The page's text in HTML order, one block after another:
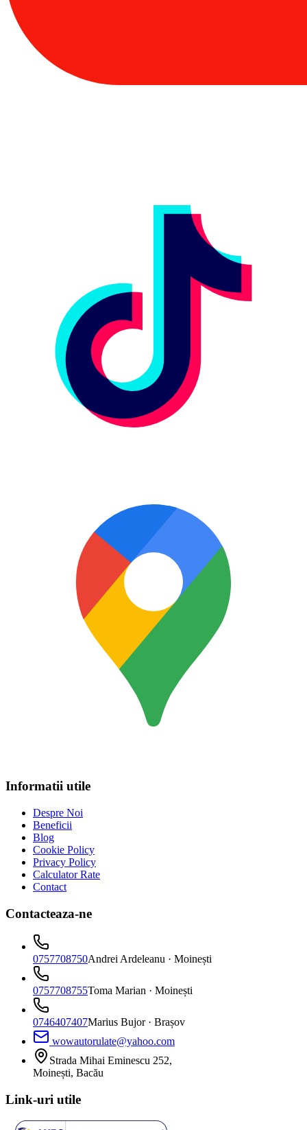
Informatii utile
Despre Noi
Beneficii
Blog
Cookie Policy
Privacy Policy
Calculator Rate
Contact
Contacteaza-ne
0757708750Andrei Ardeleanu · Moinești
0757708755Toma Marian · Moinești
0746407407Marius Bujor · Brașov
wowautorulate@yahoo.com
Strada Mihai Eminescu 252,
Moinești, Bacău
Link-uri utile